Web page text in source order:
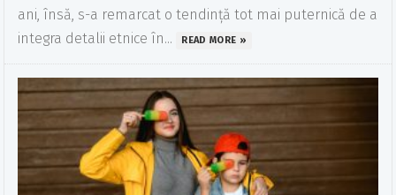
ani, însă, s-a remarcat o tendință tot mai puternică de a
integra detalii etnice în...
READ MORE »